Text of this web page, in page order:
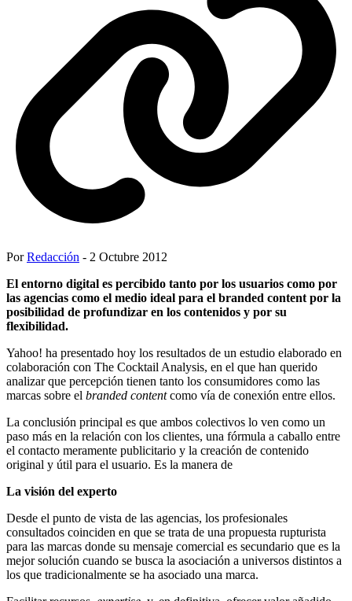
PorRedacción - 2 Octubre 2012
El entorno digital es percibido tanto por los usuarios como por
las agencias como el medio ideal para el branded content por la
posibilidad de profundizar en los contenidos y por su
flexibilidad.
Yahoo! ha presentado hoy los resultados de un estudio elaborado en
colaboración con The Cocktail Analysis, en el que han querido
analizar que percepción tienen tanto los consumidores como las
marcas sobre el branded contentcomo vía de conexión entre ellos.
La conclusión principal es que ambos colectivos lo ven como un
paso más en la relación con los clientes, una fórmula a caballo entre
el contacto meramente publicitario y la creación de contenido
original y útil para el usuario. Es la manera de
La visión del experto
Desde el punto de vista de las agencias, los profesionales
consultados coinciden en que se trata de una propuesta rupturista
para las marcas donde su mensaje comercial es secundario que es la
mejor solución cuando se busca la asociación a universos distintos a
los que tradicionalmente se ha asociado una marca.